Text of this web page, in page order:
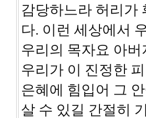
감당하느라 허리가
다. 이런 세상에서
우리의 목자요 아
우리가 이 진정한
은혜에 힘입어 그
살 수 있길 간절히